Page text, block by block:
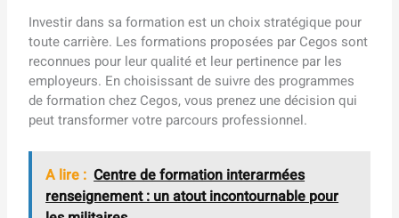
Investir dans sa formation est un choix stratégique pour
toute carrière. Les formations proposées par Cegos sont
reconnues pour leur qualité et leur pertinence par les
employeurs. En choisissant de suivre des programmes
de formation chez Cegos, vous prenez une décision qui
peut transformer votre parcours professionnel.
A lire : Centre de formation interarmées
renseignement : un atout incontournable pour